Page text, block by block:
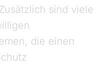
sind viele
die einen